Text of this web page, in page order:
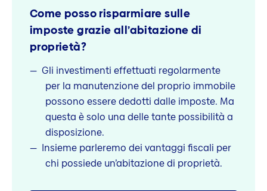
Come posso risparmiare sulle
imposte grazie all’abitazione di
proprietà?
Gli investimenti effettuati regolarmente
per la manutenzione del proprio immobile
possono essere dedotti dalle imposte. Ma
questa è solo una delle tante possibilità a
disposizione.
Insieme parleremo dei vantaggi fiscali per
chi possiede un’abitazione di proprietà.